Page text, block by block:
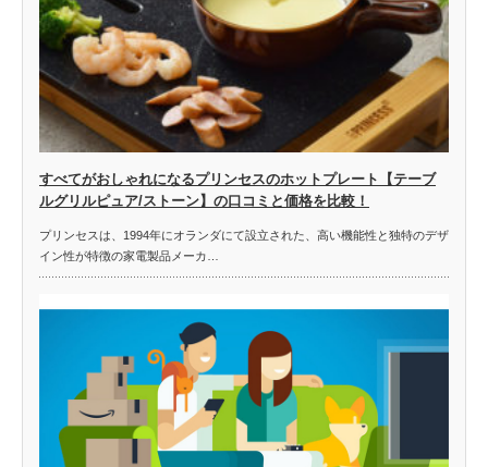
すべてがおしゃれになるプリンセスのホットプレート【テーブ
ルグリルピュア/ストーン】の口コミと価格を比較！
プリンセスは、1994年にオランダにて設立された、高い機能性と独特のデザ
イン性が特徴の家電製品メーカ…